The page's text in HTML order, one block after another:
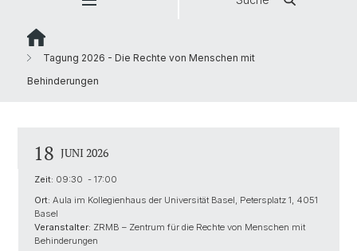
Tagung 2026 - Die Rechte von Menschen mit
Behinderungen
18 JUNI 2026
Zeit: 09:30 - 17:00
Ort: Aula im Kollegienhaus der Universität Basel, Petersplatz 1, 4051
Basel
Veranstalter: ZRMB – Zentrum für die Rechte von Menschen mit
Behinderungen